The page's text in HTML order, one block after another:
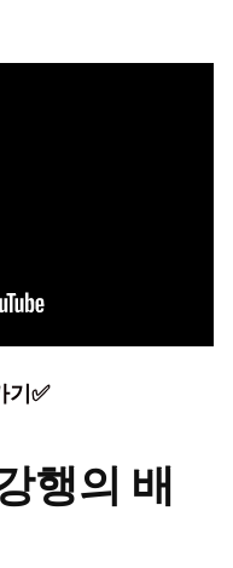
기✅
행의 배